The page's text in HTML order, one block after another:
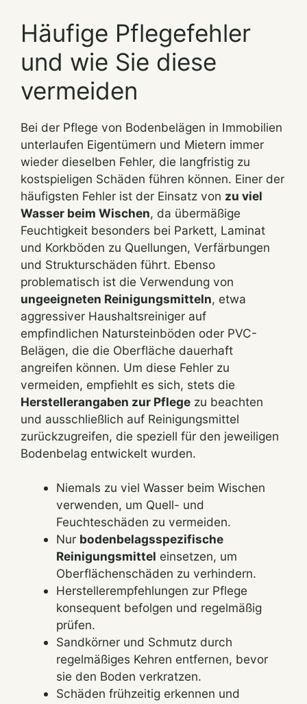
Häufige Pflegefehler
und wie Sie diese
vermeiden
Bei der Pflege von Bodenbelägen in Immobilien
unterlaufen Eigentümern und Mietern immer
wieder dieselben Fehler, die langfristig zu
kostspieligen Schäden führen können. Einer der
häufigsten Fehler ist der Einsatz von zu viel
Wasser beim Wischen, da übermäßige
Feuchtigkeit besonders bei Parkett, Laminat
und Korkböden zu Quellungen, Verfärbungen
und Strukturschäden führt. Ebenso
problematisch ist die Verwendung von
ungeeigneten Reinigungsmitteln, etwa
aggressiver Haushaltsreiniger auf
empfindlichen Natursteinböden oder PVC-
Belägen, die die Oberfläche dauerhaft
angreifen können. Um diese Fehler zu
vermeiden, empfiehlt es sich, stets die
Herstellerangaben zur Pflege zu beachten
und ausschließlich auf Reinigungsmittel
zurückzugreifen, die speziell für den jeweiligen
Bodenbelag entwickelt wurden.
Niemals zu viel Wasser beim Wischen
verwenden, um Quell- und
Feuchteschäden zu vermeiden.
Nur bodenbelagsspezifische
Reinigungsmittel einsetzen, um
Oberflächenschäden zu verhindern.
Herstellerempfehlungen zur Pflege
konsequent befolgen und regelmäßig
prüfen.
Sandkörner und Schmutz durch
regelmäßiges Kehren entfernen, bevor
sie den Boden verkratzen.
Schäden frühzeitig erkennen und